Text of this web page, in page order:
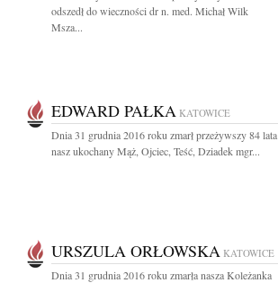
odszedł do wieczności dr n. med. Michał Wilk
Msza...
EDWARD PAŁKA KATOWICE
Dnia 31 grudnia 2016 roku zmarł przeżywszy 84 lata
nasz ukochany Mąż, Ojciec, Teść, Dziadek mgr...
URSZULA ORŁOWSKA KATOWICE
Dnia 31 grudnia 2016 roku zmarła nasza Koleżanka